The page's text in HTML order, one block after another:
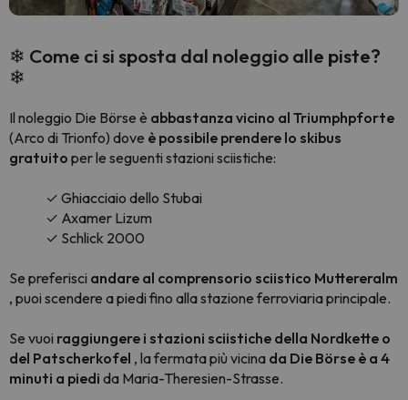
❄ Come ci si sposta dal noleggio alle piste?
❄
Il noleggio Die Börse è abbastanza vicino al Triumphpforte
(Arco di Trionfo) dove è possibile prendere lo skibus
gratuito per le seguenti stazioni sciistiche:
✓ Ghiacciaio dello Stubai
✓ Axamer Lizum
✓ Schlick 2000
Se preferisci andare al comprensorio sciistico Muttereralm
, puoi scendere a piedi fino alla stazione ferroviaria principale.
Se vuoi raggiungere i stazioni sciistiche della Nordkette o
del Patscherkofel , la fermata più vicina da Die Börse è a 4
minuti a piedi da Maria-Theresien-Strasse.